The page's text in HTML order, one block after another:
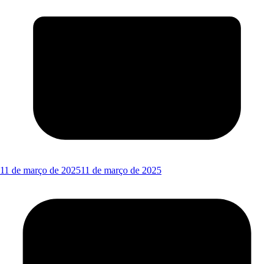
11 de março de 202511 de março de 2025